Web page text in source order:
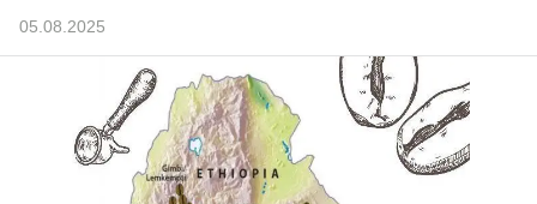
05.08.2025